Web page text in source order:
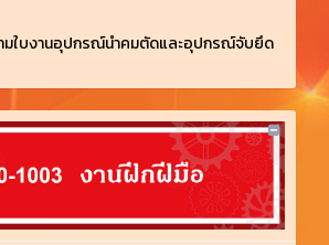
มใบงานอุปกรณ์นำคมตัดและอุปกรณ์จับยึด